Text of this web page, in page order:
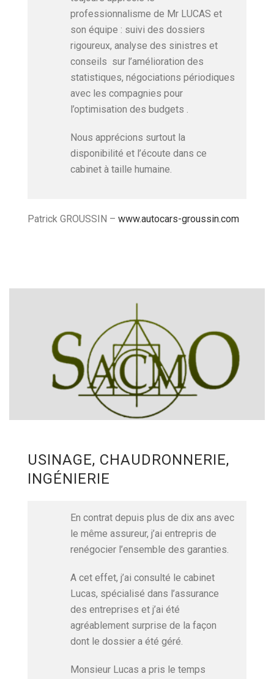
professionnalisme de Mr LUCAS et
son équipe : suivi des dossiers
rigoureux, analyse des sinistres et
conseils sur l’amélioration des
statistiques, négociations périodiques
avec les compagnies pour
l’optimisation des budgets .
Nous apprécions surtout la
disponibilité et l’écoute dans ce
cabinet à taille humaine.
Patrick GROUSSIN – www.autocars-groussin.com
USINAGE, CHAUDRONNERIE,
INGÉNIERIE
En contrat depuis plus de dix ans avec
le même assureur, j’ai entrepris de
renégocier l’ensemble des garanties.
A cet effet, j’ai consulté le cabinet
Lucas, spécialisé dans l’assurance
des entreprises et j’ai été
agréablement surprise de la façon
dont le dossier a été géré.
Monsieur Lucas a pris le temps